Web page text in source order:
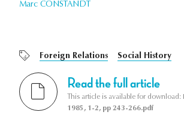
Marc CONSTANDT
Foreign Relations Social History
Read the full article
This article is available for download:
1985, 1-2, pp 243-266.pdf